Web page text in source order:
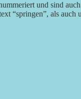
und sind
“springen”, als auch